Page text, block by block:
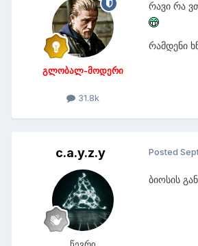
გლობალ-მოდერი
31.8k
რავი რა
რამდენი
c.a.y.z.y
წევრი
Posted
ბიოსის